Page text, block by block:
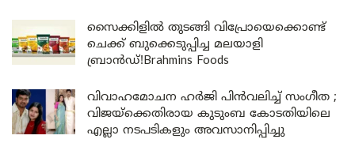
സൈക്കിളിൽ തുടങ്ങി വിപ്രോയെക്കൊണ്ട്
ചെക്ക് ബുക്കെടുപ്പിച്ച മലയാളി
ബ്രാൻഡ്!Brahmins Foods
വിവാഹമോചന ഹർജി പിൻവലിച്ച് സംഗീത ;
വിജയ്ക്കെതിരായ കുടുംബ കോടതിയിലെ
എല്ലാ നടപടികളും അവസാനിപ്പിച്ചു